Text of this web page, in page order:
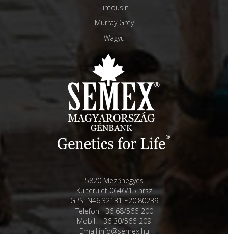
Limousin
Murray Grey
Wagyu
5820 Mezőhegyes
Külterület 0646/15 hrsz
GPS: N46.32131 E20.80239
Telefon:+36 68/566-200
Mobil: +36 30/566-209
Email:info@semex.hu